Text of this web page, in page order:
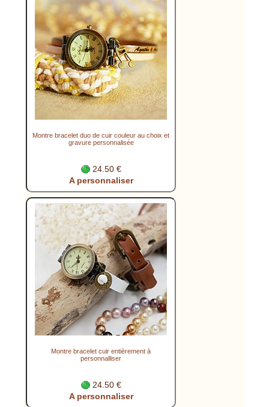
Montre bracelet duo de cuir couleur au choix et
gravure personnalisée
24.50 €
A personnaliser
Montre bracelet cuir entièrement à
personnalliser
24.50 €
A personnaliser